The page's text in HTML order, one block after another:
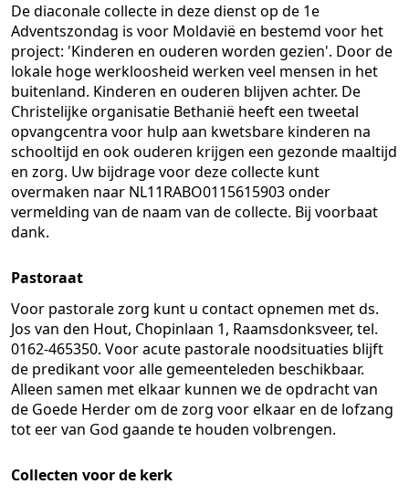
De diaconale collecte in deze dienst op de 1e
Adventszondag is voor Moldavië en bestemd voor het
project: 'Kinderen en ouderen worden gezien'. Door de
lokale hoge werkloosheid werken veel mensen in het
buitenland. Kinderen en ouderen blijven achter. De
Christelijke organisatie Bethanië heeft een tweetal
opvangcentra voor hulp aan kwetsbare kinderen na
schooltijd en ook ouderen krijgen een gezonde maaltijd
en zorg. Uw bijdrage voor deze collecte kunt
overmaken naar NL11RABO0115615903 onder
vermelding van de naam van de collecte. Bij voorbaat
dank.
Pastoraat
Voor pastorale zorg kunt u contact opnemen met ds.
Jos van den Hout, Chopinlaan 1, Raamsdonksveer, tel.
0162-465350. Voor acute pastorale noodsituaties blijft
de predikant voor alle gemeenteleden beschikbaar.
Alleen samen met elkaar kunnen we de opdracht van
de Goede Herder om de zorg voor elkaar en de lofzang
tot eer van God gaande te houden volbrengen.
Collecten voor de kerk